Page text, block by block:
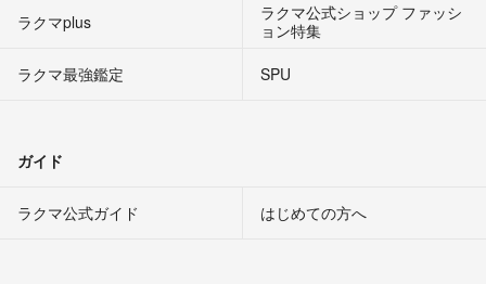
ラクマplus
ラクマ公式ショップ ファッシ
ョン特集
ラクマ最強鑑定
SPU
ガイド
ラクマ公式ガイド はじめての方へ